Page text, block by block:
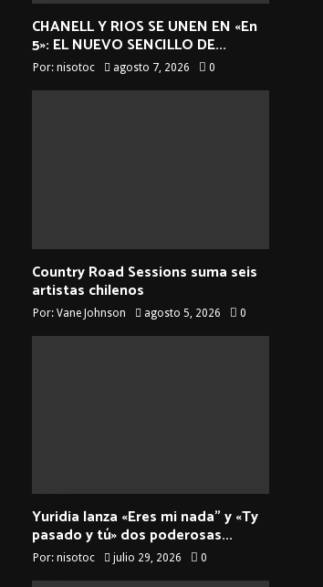
CHANELL Y RIOS SE UNEN EN «En
5»: EL NUEVO SENCILLO DE...
Por: nisotoc agosto 7, 2026 0
Country Road Sessions suma seis
artistas chilenos
Por: Vane Johnson agosto 5, 2026 0
Yuridia lanza «Eres mi nada” y «Ty
pasado y tú» dos poderosas...
Por: nisotoc julio 29, 2026 0